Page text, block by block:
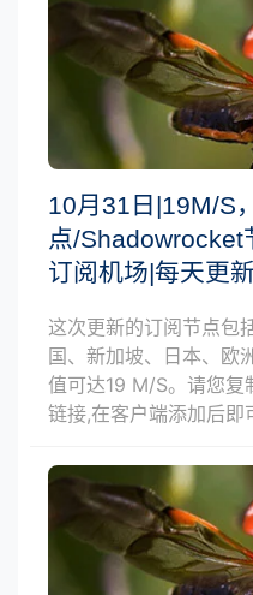
10月31日|19M/S
点/Shadowrocket
订阅机场|每天更
这次更新的订阅节点包
国、新加坡、日本、欧
值可达19 M/S。请您
链接,在客户端添加后即